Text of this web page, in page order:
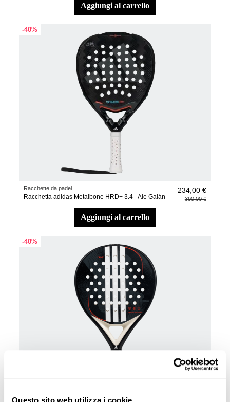
aggiungi al carrello
-40%
Racchette da padel
Racchetta adidas Metalbone HRD+ 3.4 - Ale Galán
234,00 €
390,00 €
aggiungi al carrello
-40%
Racchette da padel